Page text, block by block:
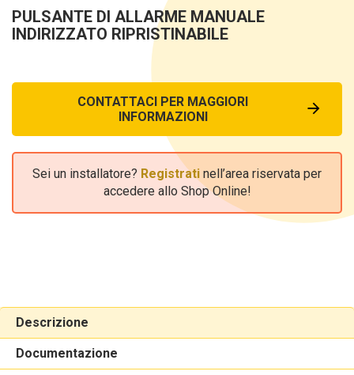
PULSANTE DI ALLARME MANUALE
INDIRIZZATO RIPRISTINABILE
CONTATTACI PER MAGGIORI
INFORMAZIONI
Sei un installatore? Registrati nell’area riservata per
accedere allo Shop Online!
Descrizione
Documentazione